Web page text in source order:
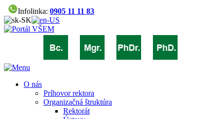
Infolinka: 0905 11 11 83
O nás
Príhovor rektora
Organizačná štruktúra
Rektorát